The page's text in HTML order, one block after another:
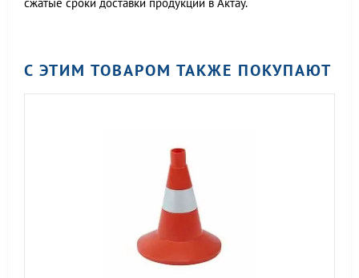
С ЭТИМ ТОВАРОМ ТАКЖЕ ПОКУПАЮТ